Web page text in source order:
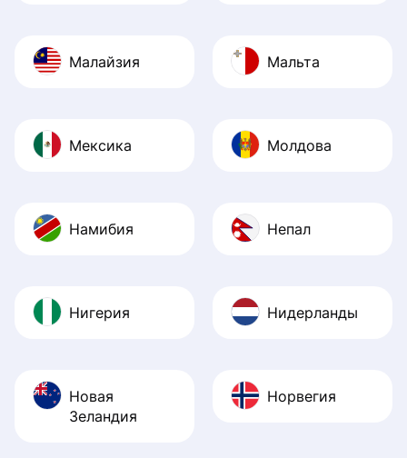
Малайзия Мальта
Мексика Молдова
Намибия Непал
Нигерия Нидерланды
Новая
Зеландия
Норвегия